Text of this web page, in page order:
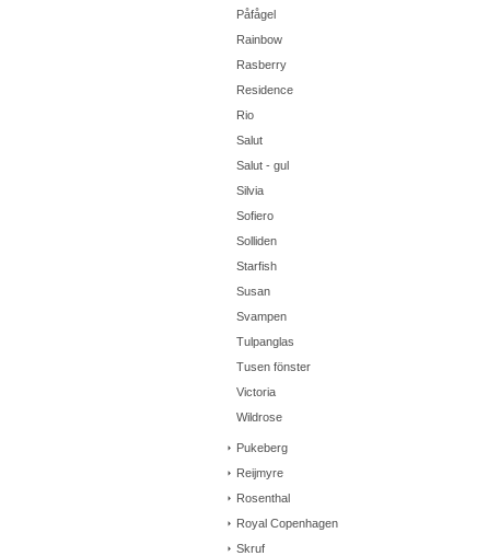
Påfågel
Rainbow
Rasberry
Residence
Rio
Salut
Salut - gul
Silvia
Sofiero
Solliden
Starfish
Susan
Svampen
Tulpanglas
Tusen fönster
Victoria
Wildrose
Pukeberg
Reijmyre
Rosenthal
Royal Copenhagen
Skruf